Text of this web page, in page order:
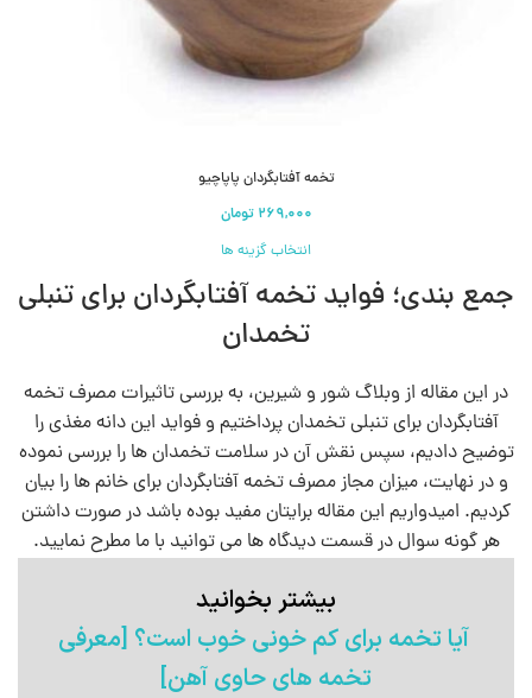
تخمه آفتابگردان پاپاچیو
انتخاب گزینه ها
جمع بندی؛ فواید تخمه آفتابگردان برای تنبلی
تخمدان
در این مقاله از وبلاگ شور و شیرین، به بررسی تاثیرات مصرف تخمه
آفتابگردان برای تنبلی تخمدان پرداختیم و فواید این دانه مغذی را
توضیح دادیم، سپس نقش آن در سلامت تخمدان‌ ها را بررسی نموده
و در نهایت، میزان مجاز مصرف تخمه آفتابگردان برای خانم ها را بیان
کردیم. امیدواریم این مقاله برایتان مفید بوده باشد در صورت داشتن
هر گونه سوال در قسمت دیدگاه ها می توانید با ما مطرح نمایید.
بیشتر بخوانید
آیا تخمه برای کم خونی خوب است؟ [معرفی
تخمه های حاوی آهن]